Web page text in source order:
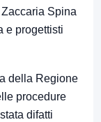
Spina
e progettisti
della Regione
procedure
difatti